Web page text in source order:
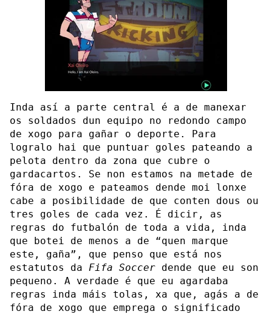
Inda así a parte central é a de manexar
os soldados dun equipo no redondo campo
de xogo para gañar o deporte. Para
logralo hai que puntuar goles pateando a
pelota dentro da zona que cubre o
gardacartos. Se non estamos na metade de
fóra de xogo e pateamos dende moi lonxe
cabe a posibilidade de que conten dous ou
tres goles de cada vez. É dicir, as
regras do futbalón de toda a vida, inda
que botei de menos a de “quen marque
este, gaña”, que penso que está nos
estatutos da Fifa Soccer dende que eu son
pequeno. A verdade é que eu agardaba
regras inda máis tolas, xa que, agás a de
fóra de xogo que emprega o significado